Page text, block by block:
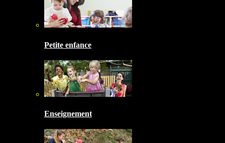
Petite enfance
Enseignement